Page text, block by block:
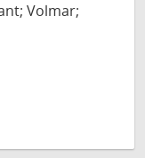
Volmar;